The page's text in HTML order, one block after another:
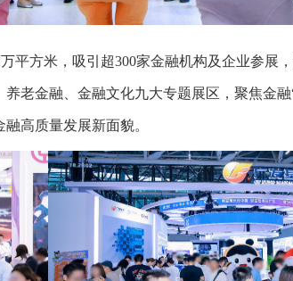
方米，吸引超300家金融机构及企业参展
老金融、金融文化九大专题展区，聚焦金
高质量发展新面貌。